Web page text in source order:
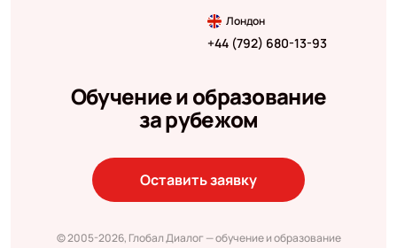
Лондон
+44 (792) 680-13-93
Обучение и образование
за рубежом
Оставить заявку
© 2005-2026, Глобал Диалог — обучение и образование